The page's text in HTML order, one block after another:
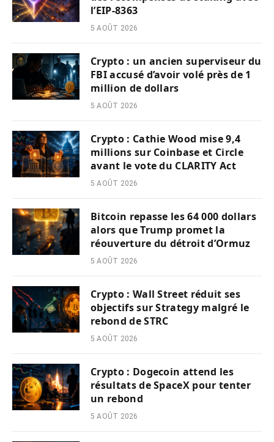
l’EIP-8363
5 AOÛT 2026
Crypto : un ancien superviseur du
FBI accusé d’avoir volé près de 1
million de dollars
5 AOÛT 2026
Crypto : Cathie Wood mise 9,4
millions sur Coinbase et Circle
avant le vote du CLARITY Act
5 AOÛT 2026
Bitcoin repasse les 64 000 dollars
alors que Trump promet la
réouverture du détroit d’Ormuz
5 AOÛT 2026
Crypto : Wall Street réduit ses
objectifs sur Strategy malgré le
rebond de STRC
5 AOÛT 2026
Crypto : Dogecoin attend les
résultats de SpaceX pour tenter
un rebond
5 AOÛT 2026